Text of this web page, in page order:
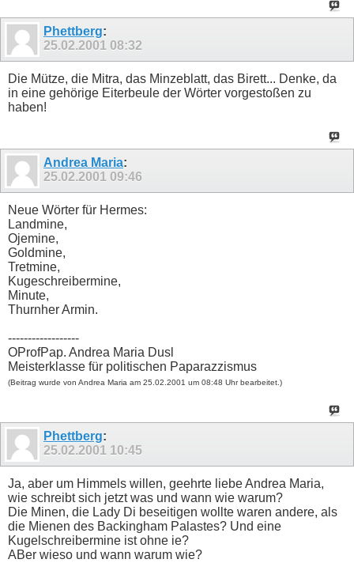
Phettberg:
25.02.2001 08:32
Die Mütze, die Mitra, das Minzeblatt, das Birett... Denke, da
in eine gehörige Eiterbeule der Wörter vorgestoßen zu
haben!
Andrea Maria:
25.02.2001 09:46
Neue Wörter für Hermes:
Landmine,
Ojemine,
Goldmine,
Tretmine,
Kugeschreibermine,
Minute,
Thurnher Armin.
------------------
OProfPap. Andrea Maria Dusl
Meisterklasse für politischen Paparazzismus
(Beitrag wurde von Andrea Maria am 25.02.2001 um 08:48 Uhr bearbeitet.)
Phettberg:
25.02.2001 10:45
Ja, aber um Himmels willen, geehrte liebe Andrea Maria,
wie schreibt sich jetzt was und wann wie warum?
Die Minen, die Lady Di beseitigen wollte waren andere, als
die Mienen des Backingham Palastes? Und eine
Kugelschreibermine ist ohne ie?
ABer wieso und wann warum wie?